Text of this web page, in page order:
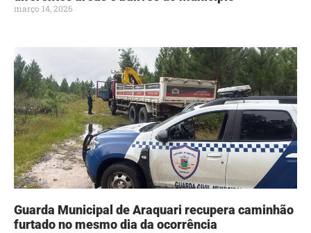
março 14, 2026
Guarda Municipal de Araquari recupera caminhão
furtado no mesmo dia da ocorrência